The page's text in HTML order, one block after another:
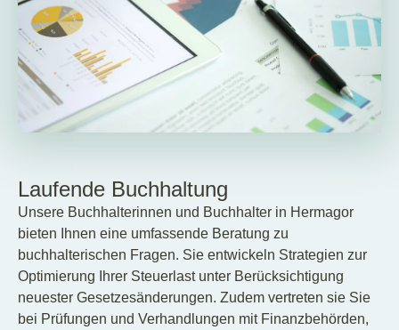
Laufende Buchhaltung
Unsere Buchhalterinnen und Buchhalter in Hermagor
bieten Ihnen eine umfassende Beratung zu
buchhalterischen Fragen. Sie entwickeln Strategien zur
Optimierung Ihrer Steuerlast unter Berücksichtigung
neuester Gesetzesänderungen. Zudem vertreten sie Sie
bei Prüfungen und Verhandlungen mit Finanzbehörden,